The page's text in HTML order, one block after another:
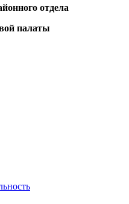
отдела
палаты